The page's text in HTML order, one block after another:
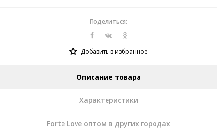
Поделиться:
Добавить в избранное
Описание товара
Характеристики
Forte Love оптом в других городах